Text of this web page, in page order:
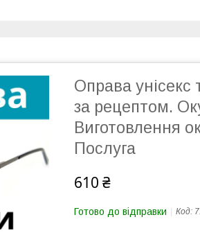
Оправа
за рецептом.
Виготовлення
Послуга
610 ₴
Готово до відправки Код: